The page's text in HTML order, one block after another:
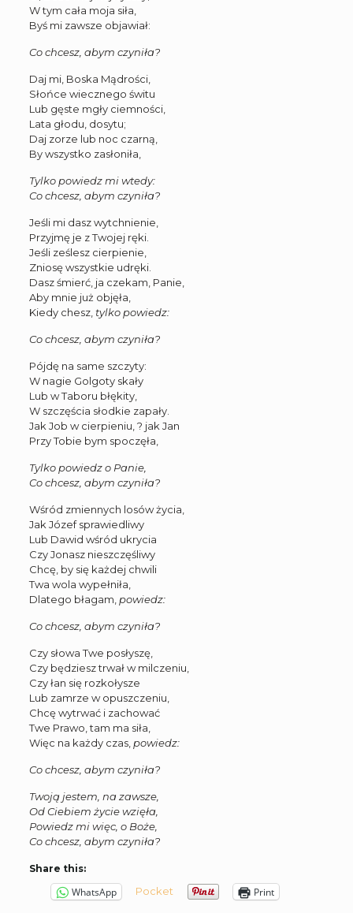
W tym cała moja siła,
Byś mi zawsze objawiał:
Co chcesz, abym czyniła?
Daj mi, Boska Mądrości,
Słońce wiecznego świtu
Lub gęste mgły ciemności,
Lata głodu, dosytu;
Daj zorze lub noc czarną,
By wszystko zasłoniła,
Tylko powiedz mi wtedy:
Co chcesz, abym czyniła?
Jeśli mi dasz wytchnienie,
Przyjmę je z Twojej ręki.
Jeśli ześlesz cierpienie,
Zniosę wszystkie udręki.
Dasz śmierć, ja czekam, Panie,
Aby mnie już objęła,
Kiedy chesz, tylko powiedz:
Co chcesz, abym czyniła?
Pójdę na same szczyty:
W nagie Golgoty skały
Lub w Taboru błękity,
W szczęścia słodkie zapały.
Jak Job w cierpieniu, ? jak Jan
Przy Tobie bym spoczęła,
Tylko powiedz o Panie,
Co chcesz, abym czyniła?
Wśród zmiennych losów życia,
Jak Józef sprawiedliwy
Lub Dawid wśród ukrycia
Czy Jonasz nieszczęśliwy
Chcę, by się każdej chwili
Twa wola wypełniła,
Dlatego błagam, powiedz:
Co chcesz, abym czyniła?
Czy słowa Twe posłyszę,
Czy będziesz trwał w milczeniu,
Czy łan się rozkołysze
Lub zamrze w opuszczeniu,
Chcę wytrwać i zachować
Twe Prawo, tam ma siła,
Więc na każdy czas, powiedz:
Co chcesz, abym czyniła?
Twoją jestem, na zawsze,
Od Ciebiem życie wzięła,
Powiedz mi więc, o Boże,
Co chcesz, abym czyniła?
Share this:
WhatsApp Pocket Print